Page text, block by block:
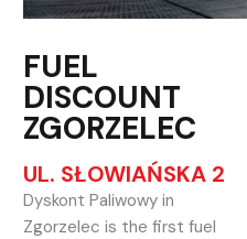
FUEL
DISCOUNT
ZGORZELEC
UL. SŁOWIAŃSKA 2
Dyskont Paliwowy in
Zgorzelec is the first fuel